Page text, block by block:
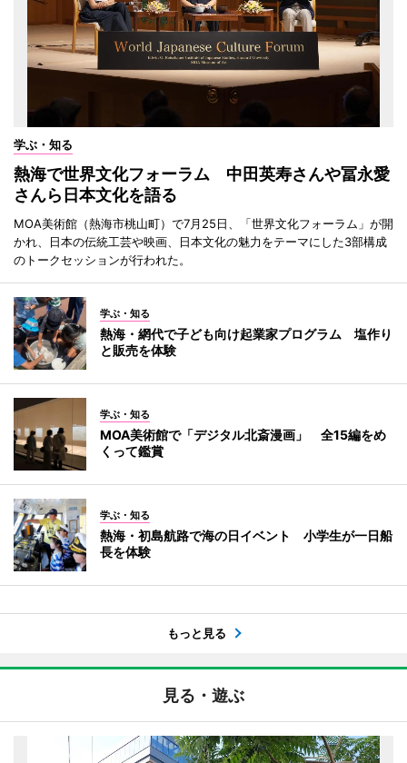
学ぶ・知る
熱海で世界文化フォーラム 中田英寿さんや冨永愛
さんら日本文化を語る
MOA美術館（熱海市桃山町）で7月25日、「世界文化フォーラム」が開
かれ、日本の伝統工芸や映画、日本文化の魅力をテーマにした3部構成
のトークセッションが行われた。
学ぶ・知る
熱海・網代で子ども向け起業家プログラム 塩作り
と販売を体験
学ぶ・知る
MOA美術館で「デジタル北斎漫画」 全15編をめ
くって鑑賞
学ぶ・知る
熱海・初島航路で海の日イベント 小学生が一日船
長を体験
もっと見る
見る・遊ぶ